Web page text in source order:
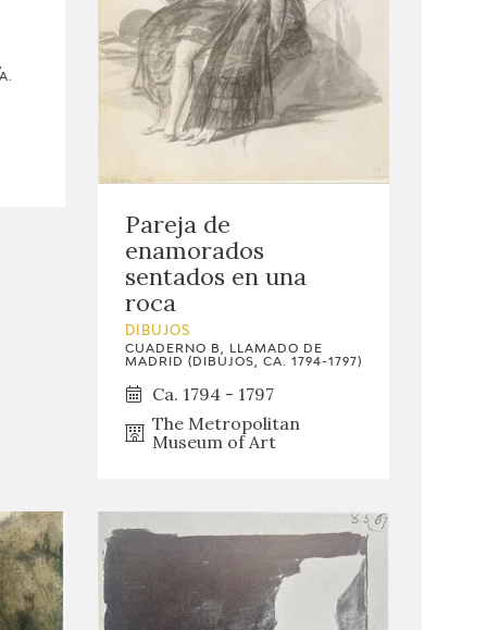
Pareja de
enamorados
sentados en una
roca
DIBUJOS
CUADERNO B, LLAMADO DE
MADRID (DIBUJOS, CA. 1794-1797)
Ca. 1794 - 1797
The Metropolitan
Museum of Art